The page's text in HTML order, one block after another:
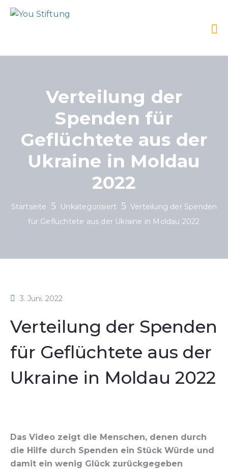
Verteilung der
Spenden für
Geflüchtete aus der
Ukraine in Moldau
2022
Startseite Unkategorisiert
Verteilung der Spenden
für Geflüchtete aus der Ukraine in Moldau 2022
3. Juni. 2022
Verteilung der Spenden
für Geflüchtete aus der
Ukraine in Moldau 2022
Das Video zeigt die Menschen, denen durch
die Hilfe durch Spenden ein Stück Würde und
damit ein wenig Glück zurückgegeben